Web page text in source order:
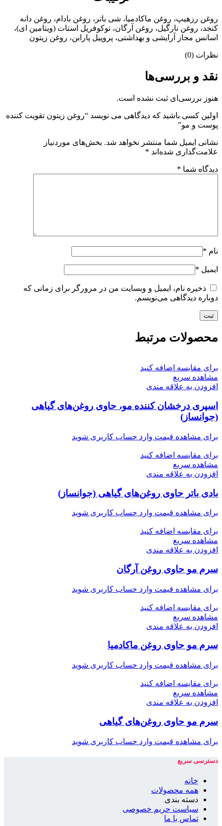
روغن رزهیپ، روغن ماکادمیا، شی باتر، روغن بادام، روغن دانه
کنجد، روغن نارگیل، روغن آرگان، توکوفریل استات (ویتامین ای)،
اسانس مجاز آرایشی و بهداشتی، پروپیل پارابن، روغن زیتون
نظرات (0)
نقد و بررسی‌ها
هنوز بررسی‌ای ثبت نشده است.
اولین کسی باشید که دیدگاهی می نویسد “روغن زیتون تقویت کننده
پوست و مو”
نشانی ایمیل شما منتشر نخواهد شد. بخش‌های موردنیاز
علامت‌گذاری شده‌اند *
دیدگاه شما *
نام *
ایمیل *
ذخیره نام، ایمیل و وبسایت من در مرورگر برای زمانی که
دوباره دیدگاهی می‌نویسم.
محصولات مرتبط
برای مقایسه اضافه کنید
مشاهده سریع
افزودن به علاقه مندی
اسپری درخشان کننده مو، حاوی روغن‌های گیاهی
(جوانساز)
برای مشاهده قیمت وارد حساب کاربری شوید
برای مقایسه اضافه کنید
مشاهده سریع
افزودن به علاقه مندی
بادی باتر حاوی روغن‌های گیاهی (جوانساز)
برای مشاهده قیمت وارد حساب کاربری شوید
برای مقایسه اضافه کنید
مشاهده سریع
افزودن به علاقه مندی
سرم مو حاوی روغن آرگان
برای مشاهده قیمت وارد حساب کاربری شوید
برای مقایسه اضافه کنید
مشاهده سریع
افزودن به علاقه مندی
سرم مو حاوی روغن ماکادمیا
برای مشاهده قیمت وارد حساب کاربری شوید
برای مقایسه اضافه کنید
مشاهده سریع
افزودن به علاقه مندی
سرم مو حاوی روغن‌های گیاهی
برای مشاهده قیمت وارد حساب کاربری شوید
دسترسی سریع
خانه
همه محصولات
دسته بندی
سیاست حریم خصوصی
تماس با ما